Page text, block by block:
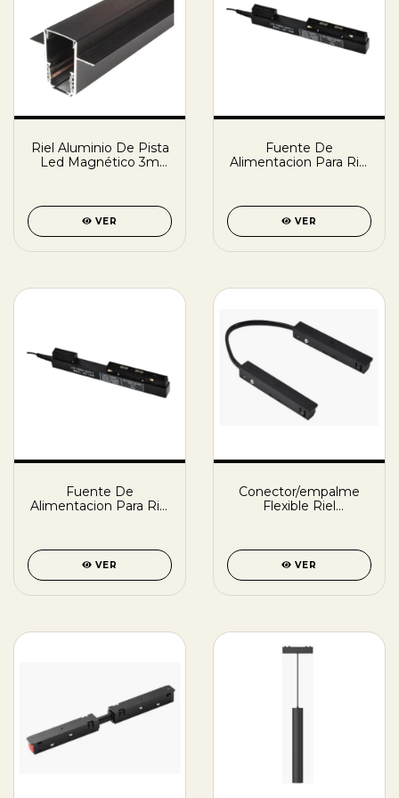
Riel Aluminio De Pista
Led Magnético 3m
VER
Fuente De
Alimentacion Para Riel
VER
Fuente De
Alimentacion Para Riel
VER
Conector/empalme
Flexible Riel
VER